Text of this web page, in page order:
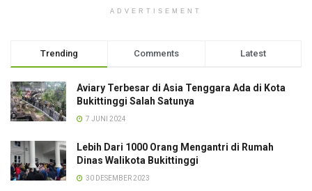
ADVERTISEMENT
Trending Comments Latest
Aviary Terbesar di Asia Tenggara Ada di Kota
Bukittinggi Salah Satunya
7 JUNI 2024
Lebih Dari 1000 Orang Mengantri di Rumah
Dinas Walikota Bukittinggi
30 DESEMBER 2023